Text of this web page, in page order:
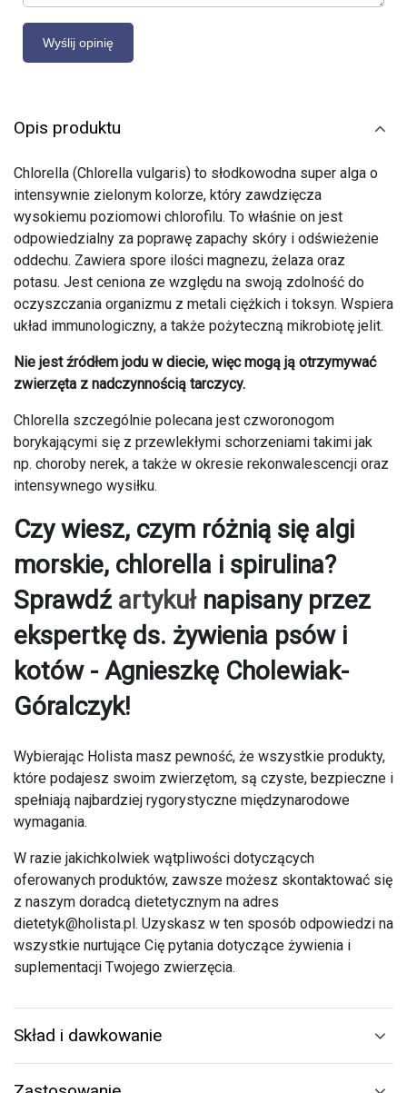
Opis produktu
Chlorella (Chlorella vulgaris) to słodkowodna super alga o
intensywnie zielonym kolorze, który zawdzięcza
wysokiemu poziomowi chlorofilu. To właśnie on jest
odpowiedzialny za poprawę zapachy skóry i odświeżenie
oddechu. Zawiera spore ilości magnezu, żelaza oraz
potasu. Jest ceniona ze względu na swoją zdolność do
oczyszczania organizmu z metali ciężkich i toksyn. Wspiera
układ immunologiczny, a także pożyteczną mikrobiotę jelit.
Nie jest źródłem jodu w diecie, więc mogą ją otrzymywać
zwierzęta z nadczynnością tarczycy.
Chlorella szczególnie polecana jest czworonogom
borykającymi się z przewlekłymi schorzeniami takimi jak
np. choroby nerek, a także w okresie rekonwalescencji oraz
intensywnego wysiłku.
Czy wiesz, czym różnią się algi
morskie, chlorella i spirulina?
Sprawdź artykułnapisany przez
ekspertkę ds. żywienia psów i
kotów - Agnieszkę Cholewiak-
Góralczyk!
Wybierając Holista masz pewność, że wszystkie produkty,
które podajesz swoim zwierzętom, są czyste, bezpieczne i
spełniają najbardziej rygorystyczne międzynarodowe
wymagania.
W razie jakichkolwiek wątpliwości dotyczących
oferowanych produktów, zawsze możesz skontaktować się
z naszym doradcą dietetycznym na adres
dietetyk@holista.pl. Uzyskasz w ten sposób odpowiedzi na
wszystkie nurtujące Cię pytania dotyczące żywienia i
suplementacji Twojego zwierzęcia.
Skład i dawkowanie